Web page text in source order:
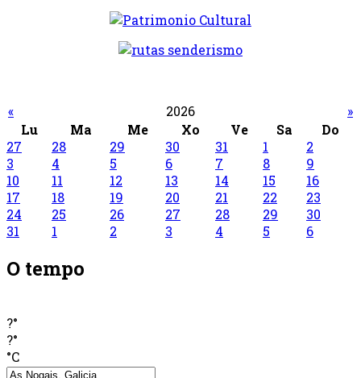
« 2026
»
Lu
Ma Me Xo Ve Sa
Do
27
28 29 30 31 1
2
3
4 5 6 7 8
9
10
11 12 13 14 15
16
17
18 19 20 21 22
23
24
25 26 27 28 29
30
31
1 2 3 4 5 6
O tempo
?°
?°
°C